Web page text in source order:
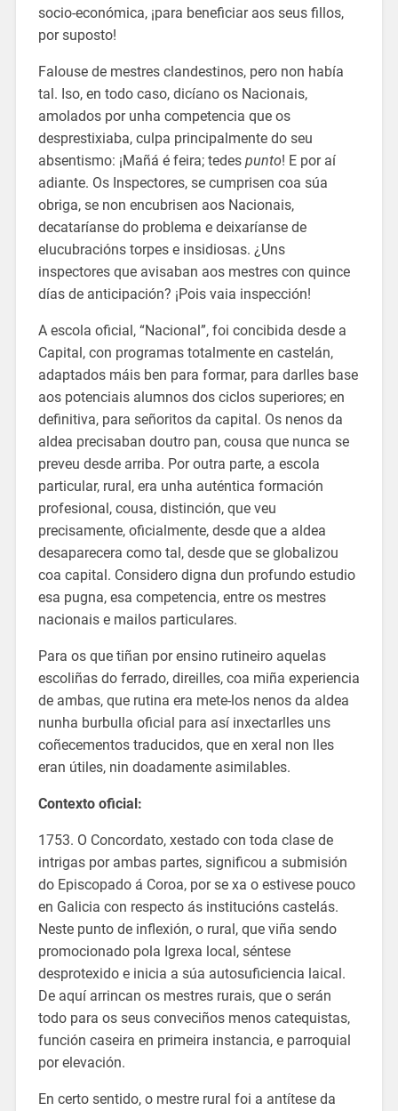
socio-económica, ¡para beneficiar aos seus fillos,
por suposto!
Falouse de mestres clandestinos, pero non había
tal. Iso, en todo caso, dicíano os Nacionais,
amolados por unha competencia que os
desprestixiaba, culpa principalmente do seu
absentismo: ¡Mañá é feira; tedes punto! E por aí
adiante. Os Inspectores, se cumprisen coa súa
obriga, se non encubrisen aos Nacionais,
decataríanse do problema e deixaríanse de
elucubracións torpes e insidiosas. ¿Uns
inspectores que avisaban aos mestres con quince
días de anticipación? ¡Pois vaia inspección!
A escola oficial, “Nacional”, foi concibida desde a
Capital, con programas totalmente en castelán,
adaptados máis ben para formar, para darlles base
aos potenciais alumnos dos ciclos superiores; en
definitiva, para señoritos da capital. Os nenos da
aldea precisaban doutro pan, cousa que nunca se
preveu desde arriba. Por outra parte, a escola
particular, rural, era unha auténtica formación
profesional, cousa, distinción, que veu
precisamente, oficialmente, desde que a aldea
desaparecera como tal, desde que se globalizou
coa capital. Considero digna dun profundo estudio
esa pugna, esa competencia, entre os mestres
nacionais e mailos particulares.
Para os que tiñan por ensino rutineiro aquelas
escoliñas do ferrado, direilles, coa miña experiencia
de ambas, que rutina era mete-los nenos da aldea
nunha burbulla oficial para así inxectarlles uns
coñecementos traducidos, que en xeral non lles
eran útiles, nin doadamente asimilables.
Contexto oficial:
1753. O Concordato, xestado con toda clase de
intrigas por ambas partes, significou a submisión
do Episcopado á Coroa, por se xa o estivese pouco
en Galicia con respecto ás institucións castelás.
Neste punto de inflexión, o rural, que viña sendo
promocionado pola Igrexa local, séntese
desprotexido e inicia a súa autosuficiencia laical.
De aquí arrincan os mestres rurais, que o serán
todo para os seus conveciños menos catequistas,
función caseira en primeira instancia, e parroquial
por elevación.
En certo sentido, o mestre rural foi a antítese da